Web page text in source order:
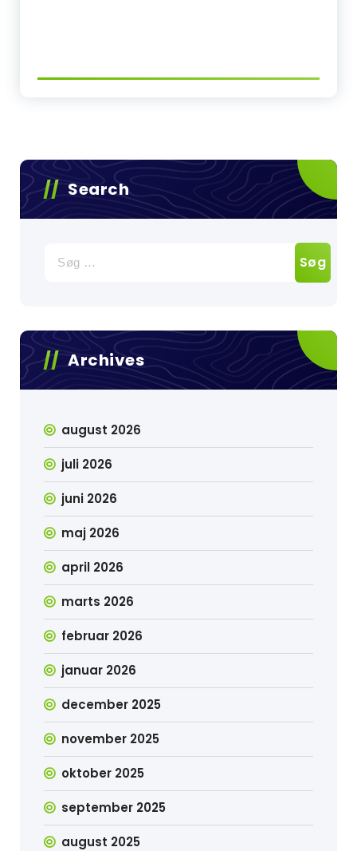
Search
efter:
Archives
august 2026
juli 2026
juni 2026
maj 2026
april 2026
marts 2026
februar 2026
januar 2026
december 2025
november 2025
oktober 2025
september 2025
august 2025